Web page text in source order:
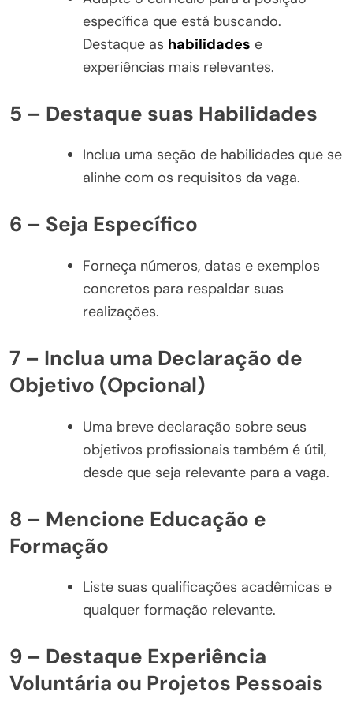
específica que está buscando.
Destaque as habilidades e
experiências mais relevantes.
5 – Destaque suas Habilidades
Inclua uma seção de habilidades que se
alinhe com os requisitos da vaga.
6 – Seja Específico
Forneça números, datas e exemplos
concretos para respaldar suas
realizações.
7 – Inclua uma Declaração de
Objetivo (Opcional)
Uma breve declaração sobre seus
objetivos profissionais também é útil,
desde que seja relevante para a vaga.
8 – Mencione Educação e
Formação
Liste suas qualificações acadêmicas e
qualquer formação relevante.
9 – Destaque Experiência
Voluntária ou Projetos Pessoais